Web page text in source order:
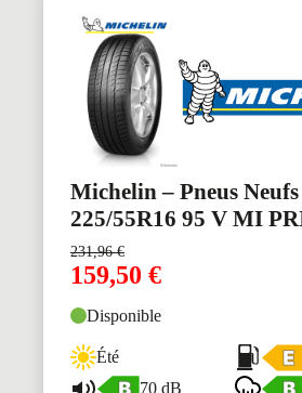
Michelin – Pneus
225/55R16 95 V MI
231,96€
159,50 €
Disponible
Été
70 dB